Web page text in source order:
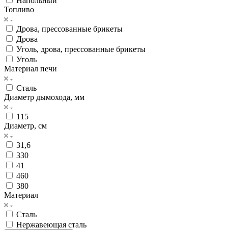
Топливо
Дрова, прессованные брикеты
Дрова
Уголь, дрова, прессованные брикеты
Уголь
Материал печи
Сталь
Диаметр дымохода, мм
115
Диаметр, см
31,6
330
41
460
380
Материал
Сталь
Нержавеющая сталь